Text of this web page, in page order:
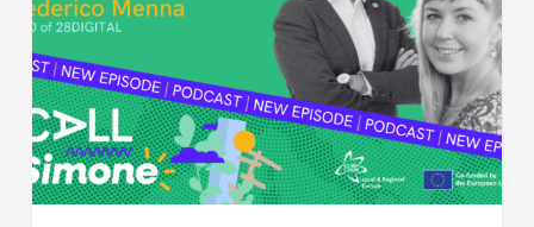
:
villes
et
numérisation